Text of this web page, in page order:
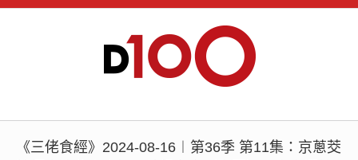
《三佬食經》2024-08-16︱第36季 第11集：京蔥茭